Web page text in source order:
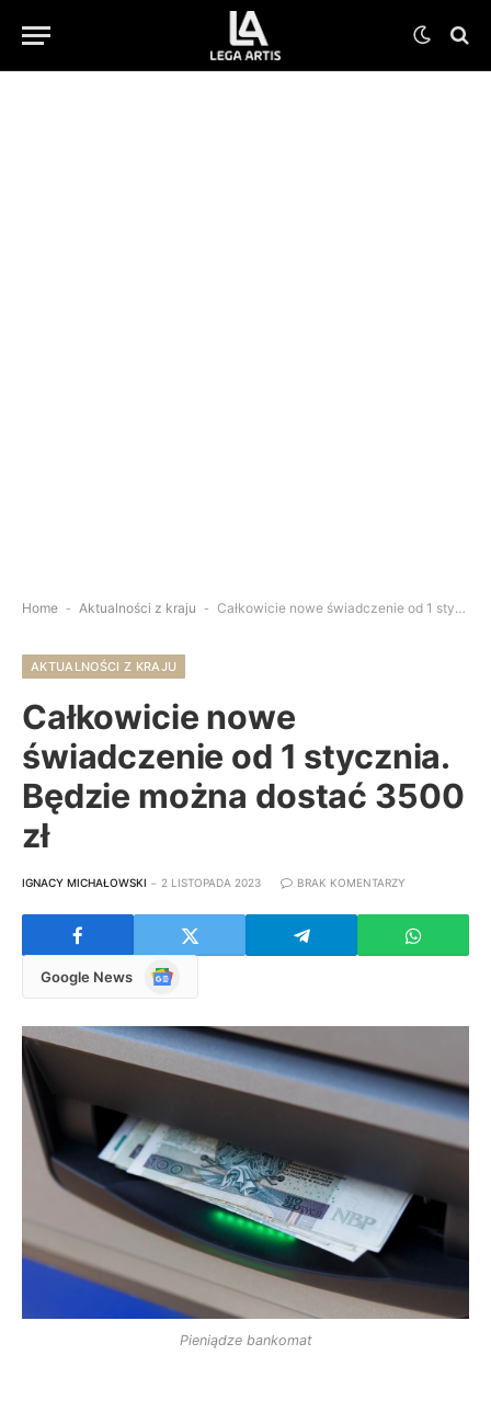
Home - Aktualności z kraju - Całkowicie nowe świadczenie od 1 stycznia. Będzie można dostać 3500 zł
AKTUALNOŚCI Z KRAJU
Całkowicie nowe
świadczenie od 1 stycznia.
Będzie można dostać 3500
zł
IGNACY MICHAŁOWSKI 2 LISTOPADA 2023 BRAK KOMENTARZY
Google News
Google
Pieniądze bankomat